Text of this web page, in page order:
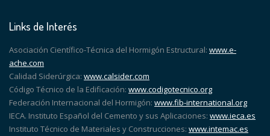
Links de Interés
Asociación Científico-Técnica del Hormigón Estructural: www.e-
ache.com
Calidad Siderúrgica: www.calsider.com
Código Técnico de la Edificación: www.codigotecnico.org
Federación Internacional del Hormigón: www.fib-international.org
IECA. Instituto Español del Cemento y sus Aplicaciones: www.ieca.es
Instituto Técnico de Materiales y Construcciones: www.intemac.es